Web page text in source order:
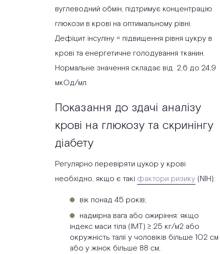
вуглеводний обмін, підтримує концентрацію
глюкози в крові на оптимальному рівні.
Дефіцит інсуліну = підвищення рівня цукру в
крові та енергетичне голодування тканин.
Нормальне значення складає від 2,6 до 24,9
мкОд/мл.
Показання до здачі аналізу
крові на глюкозу та скринінгу
діабету
Регулярно перевіряти цукор у крові
необхідно, якщо є такі фактори ризику (NIH):
вік понад 45 років;
надмірна вага або ожиріння: якщо
індекс маси тіла (ІМТ) ≥ 25 кг/м2 або
окружність талії у чоловіків більше 102 см
або у жінок більше 88 см;